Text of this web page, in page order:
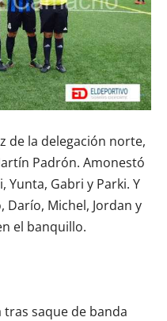
de la delegación norte,
Padrón. Amonestó
Yunta, Gabri y Parki. Y
Darío, Michel, Jordan y
el banquillo.
tras saque de banda